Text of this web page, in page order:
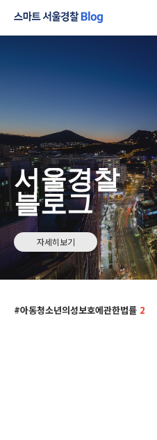
서울경찰
블로그
자세히보기
아동청소년의성보호에관한법률 2